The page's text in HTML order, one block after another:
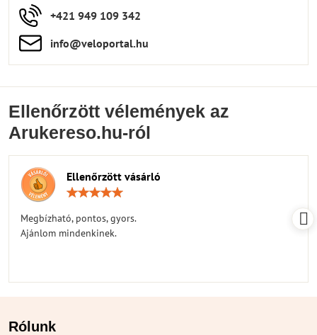
+421 949 109 342
info​​@veloportal​.hu
Ellenőrzött vélemények az
Arukereso.hu-ról
Ellenőrzött vásárló
Megbízható, pontos, gyors.
Ajánlom mindenkinek.
Rólunk